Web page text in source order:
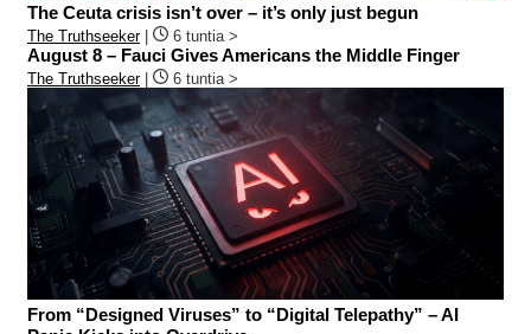
The Ceuta crisis isn’t over – it’s only just begun
The Truthseeker| 6 tuntia >
August 8 – Fauci Gives Americans the Middle Finger
The Truthseeker| 6 tuntia >
From “Designed Viruses” to “Digital Telepathy” – AI